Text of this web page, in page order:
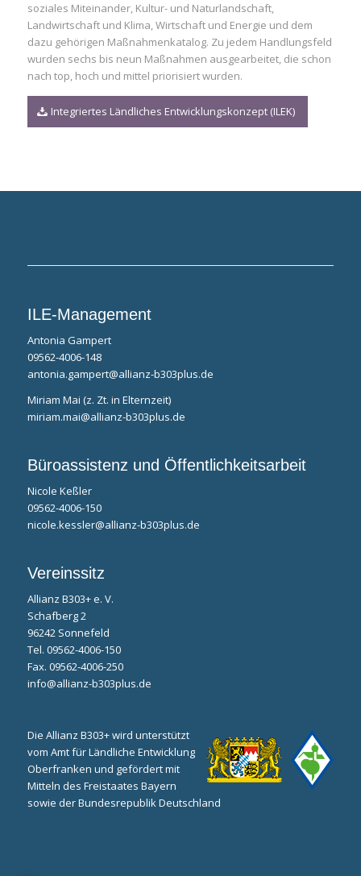
soziales Miteinander, Kultur- und Naturlandschaft,
Landwirtschaft und Klima, Wirtschaft und Energie und dem
dazu gehörigen Maßnahmenkatalog. Zu jedem Handlungsfeld
wurden sechs bis neun Maßnahmen ausgearbeitet, die schon
nach top, hoch und mittel priorisiert wurden.
Integriertes Ländliches Entwicklungskonzept (ILEK)
ILE-Management
Antonia Gampert
09562-4006-148
antonia.gampert@allianz-b303plus.de
Miriam Mai (z. Zt. in Elternzeit)
miriam.mai@allianz-b303plus.de
Büroassistenz und Öffentlichkeitsarbeit
Nicole Keßler
09562-4006-150
nicole.kessler@allianz-b303plus.de
Vereinssitz
Allianz B303+ e. V.
Schafberg 2
96242 Sonnefeld
Tel. 09562-4006-150
Fax. 09562-4006-250
info@allianz-b303plus.de
Die Allianz B303+ wird unterstützt
vom Amt für Ländliche Entwicklung
Oberfranken und gefördert mit
Mitteln des Freistaates Bayern
sowie der Bundesrepublik Deutschland